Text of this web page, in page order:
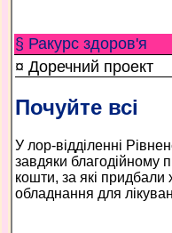
§ Ракурс здоров'я
¤ Доречний проект
Почуйте всі
У лор-відділенні
завдяки благодійному
кошти, за які придбали
обладнання для